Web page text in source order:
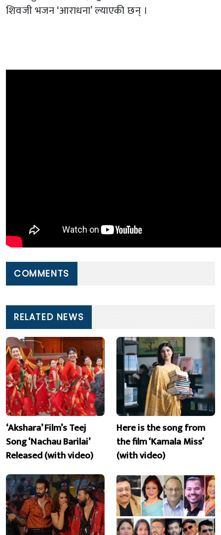
शिवजी भजन ‘आराधना’ ल्याएकी छन् ।
COMMENTS
RELATED NEWS
‘Akshara’ Film’s Teej
Song ‘Nachau Barilai’
Released (with video)
Here is the song from
the film ‘Kamala Miss’
(with video)